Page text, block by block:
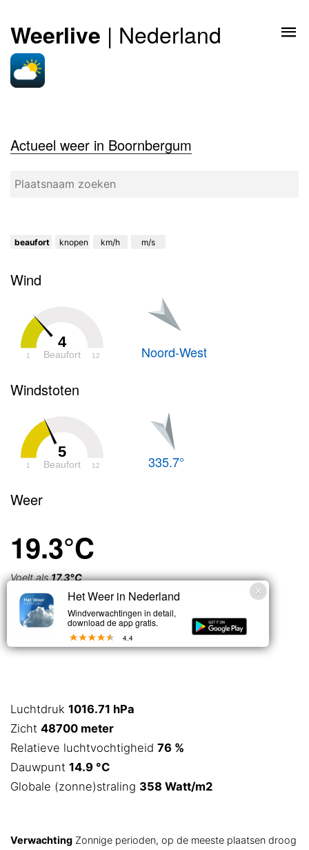
Weerlive | Nederland
Actueel weer in Boornbergum
beaufort knopen km/h m/s
Wind
4
Beaufort
1 12 Noord-West
Windstoten
5
Beaufort
1 12 335.7°
Weer
19.3°C
Voelt als17.3°C
Zwaar
bewolkt
Luchtdruk 1016.71 hPa
Zicht 48700 meter
Relatieve luchtvochtigheid 76 %
Dauwpunt 14.9 °C
Globale (zonne)straling 358 Watt/m2
Verwachting Zonnige perioden, op de meeste plaatsen droog
Het Weer in Nederland
Windverwachtingen in detail,
download de app gratis.
4.4